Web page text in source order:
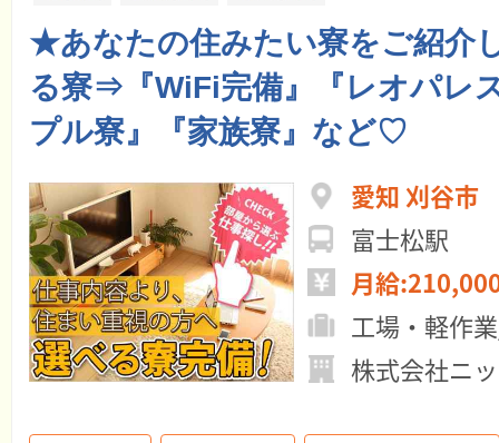
★あなたの住みたい寮をご紹介
る寮⇒『WiFi完備』『レオパレ
プル寮』『家族寮』など♡
愛知 刈谷市
富士松駅
月給
工場・軽作
株式会社ニ